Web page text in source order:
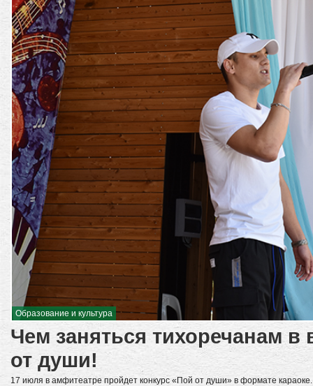
Образование и культура
Чем заняться тихоречанам
от души!
17 июля в амфитеатре пройдет конкурс «Пой от души» в формате караоке.